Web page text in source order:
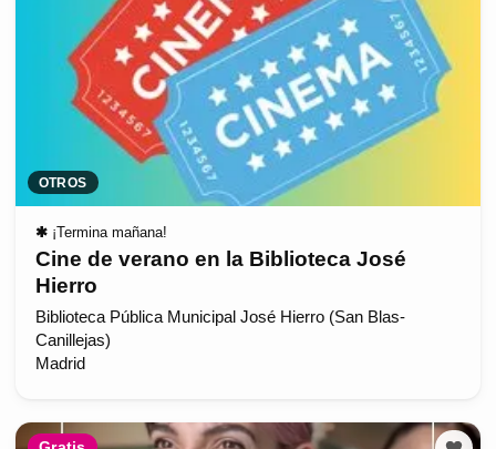
OTROS
✱ ¡Termina mañana!
Cine de verano en la Biblioteca José
Hierro
Biblioteca Pública Municipal José Hierro (San Blas-
Canillejas)
Madrid